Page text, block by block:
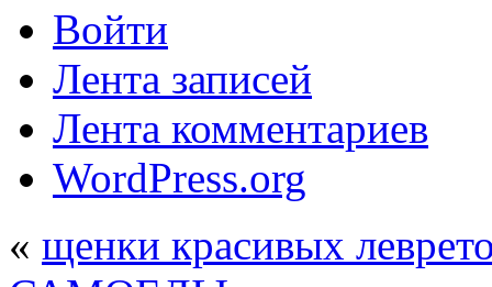
Войти
Лента записей
Лента комментариев
WordPress.org
« щенки красивых